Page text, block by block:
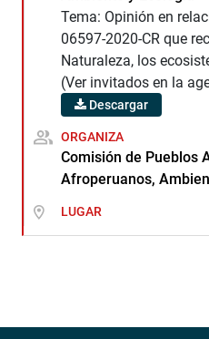
Tema: Opinión en
06597-2020-CR que
Naturaleza, los
(Ver invitados en la
Descargar
ORGANIZA
Comisión de Pueblos
Afroperuanos,
LUGAR